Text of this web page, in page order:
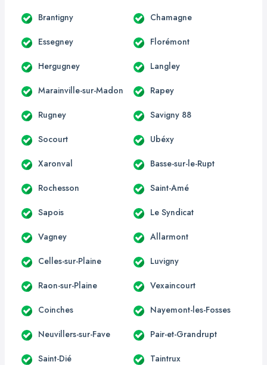
Brantigny Chamagne
Essegney Florémont
Hergugney Langley
Marainville-sur-Madon Rapey
Rugney Savigny 88
Socourt Ubéxy
Xaronval Basse-sur-le-Rupt
Rochesson Saint-Amé
Sapois Le Syndicat
Vagney Allarmont
Celles-sur-Plaine Luvigny
Raon-sur-Plaine Vexaincourt
Coinches Nayemont-les-Fosses
Neuvillers-sur-Fave Pair-et-Grandrupt
Saint-Dié Taintrux